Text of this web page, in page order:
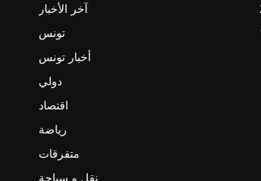
آخر الأخبار
تونس
أخبار تونس
دولي
اقتصاد
رياضة
متفرقات
نقل و سياحة